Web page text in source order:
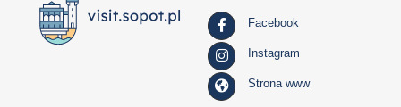
Facebook
Instagram
Strona www